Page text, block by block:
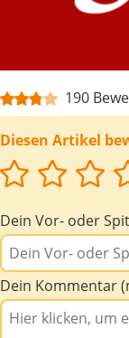
190
Diesen Artikel
Dein Vor- oder
Dein Kommentar